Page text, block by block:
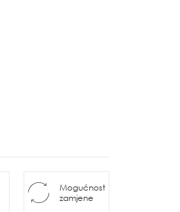
Mogućnost
zamjene